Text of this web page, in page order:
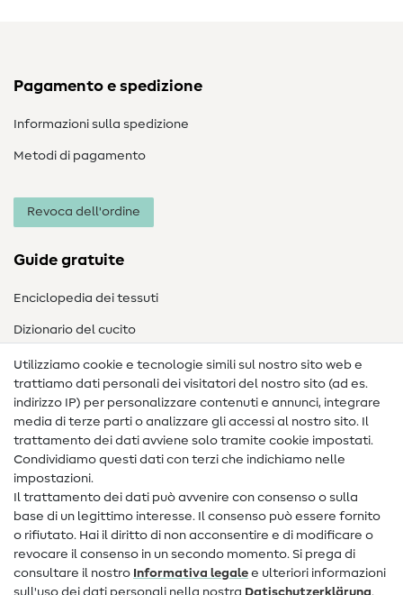
Pagamento e spedizione
Informazioni sulla spedizione
Metodi di pagamento
Revoca dell'ordine
Guide gratuite
Enciclopedia dei tessuti
Dizionario del cucito
Nähanleitungen
Assistenza e contatto
Contatto
Informazioni sul nuovo proprietario
FAQ
Diritto di recesso
Popolare
Utilizziamo cookie e tecnologie simili sul nostro sito web e
trattiamo dati personali dei visitatori del nostro sito (ad es.
indirizzo IP) per personalizzare contenuti e annunci, integrare
media di terze parti o analizzare gli accessi al nostro sito. Il
trattamento dei dati avviene solo tramite cookie impostati.
Condividiamo questi dati con terzi che indichiamo nelle
impostazioni.
Il trattamento dei dati può avvenire con consenso o sulla
base di un legittimo interesse. Il consenso può essere fornito
o rifiutato. Hai il diritto di non acconsentire e di modificare o
revocare il consenso in un secondo momento. Si prega di
consultare il nostro Informativa legale e ulteriori informazioni
sull'uso dei dati personali nella nostra Dati­schutz­erklärung.